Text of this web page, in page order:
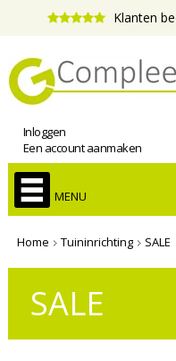
Klanten
Inloggen
Een account aanmaken
MENU
Home Tuininrichting SALE
SALE